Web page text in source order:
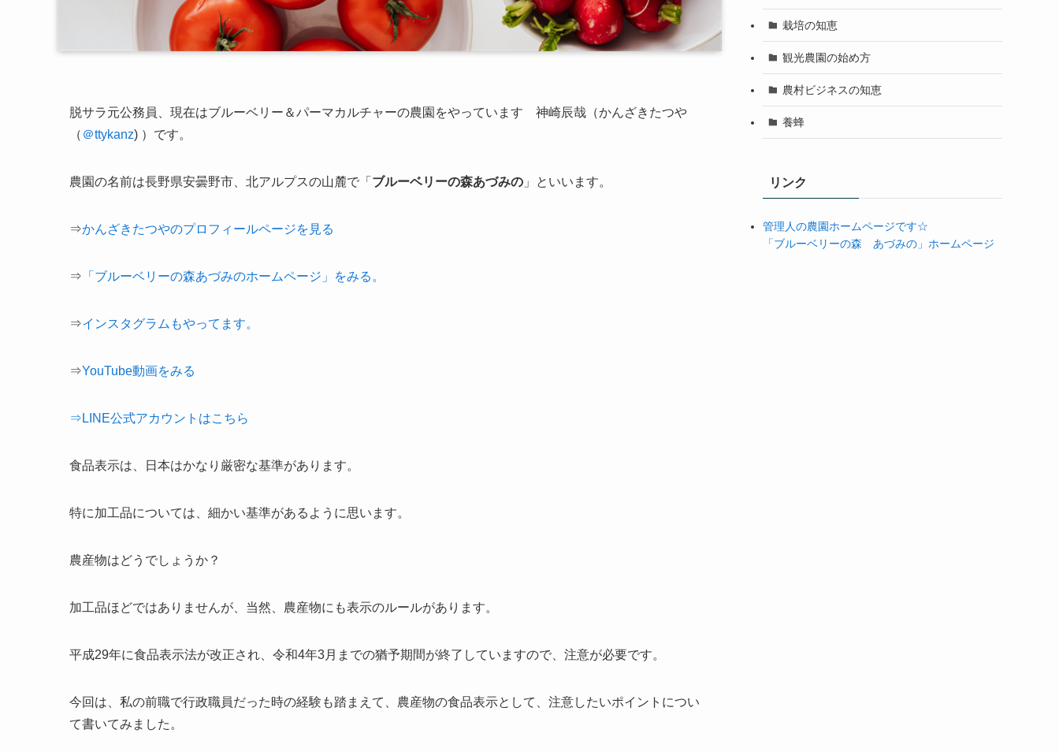
脱サラ元公務員、現在はブルーベリー＆パーマカルチャーの農園 をやっています 神崎辰哉（かんざきたつや
（ ＠ttykanz) ）です。
農園の名前は長野県安曇野市、北アルプスの山麓で「 ブルーベリーの森あづみの 」といいます。
⇒かんざきたつやのプロフィールページを見る
⇒ 「ブルーベリーの森あづみのホームページ」をみる。
⇒インスタグラムもやってます。
⇒YouTube動画をみる
⇒LINE公式アカウントはこちら
食品表示は、日本はかなり厳密な基準があります。
特に加工品については、細かい基準があるように思います。
農産物はどうでしょうか？
加工品ほどではありませんが、当然、農産物にも表示のルールがあります。
平成29年に食品表示法が改正され、令和4年3月までの猶予期間が終了していますので、注意が必要です。
今回は、私の前職で行政職員だった時の経験も踏まえて、農産物の食品表示として、注意したいポイントについ
て書いてみました。
栽培の知恵
観光農園の始め方
農村ビジネスの知恵
養蜂
リンク
管理人の農園ホームページです☆
「ブルーベリーの森 あづみの」ホームページ